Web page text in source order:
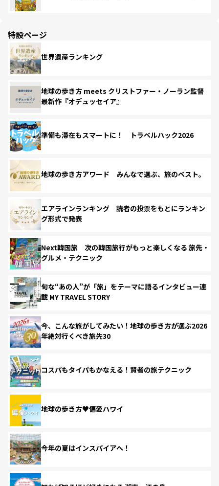
特設ページ
世界遺産ランキング
地球の歩き方 meets クリストファー・ノーラン監督
最新作『オデュッセイア』
準備も滞在もスマートに！ トラベルハック2026
地球の歩き方アワード みんなで選ぶ、旅のベスト。
エアラインランキング 読者の投票をもとにランキン
グ形式で発表
Next韓国旅 次の韓国旅行がもっと楽しくなる 旅先・
グルメ・テクニック
旬な“あの人”が「旅」をテーマに語るインタビュー連
載 MY TRAVEL STORY
今、こんな旅がしてみたい！地球の歩き方が選ぶ2026
年絶対行くべき旅先30
コスパもタイパもかなえる！賢者の旅テクニック
地球の歩き方♥偏愛ハワイ
今年の夏はインスパイアへ！